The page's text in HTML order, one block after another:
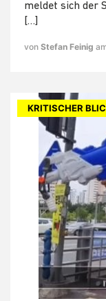
meldet sich der
[…]
von Stefan Feinig
KRITISCHER